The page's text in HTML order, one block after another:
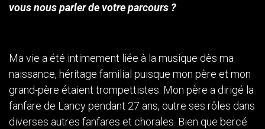
vous nous parler de votre parcours ?
Ma vie a été intimement liée à la musique dès ma
naissance, héritage familial puisque mon père et mon
grand-père étaient trompettistes. Mon père a dirigé la
fanfare de Lancy pendant 27 ans, outre ses rôles dans
diverses autres fanfares et chorales. Bien que bercé